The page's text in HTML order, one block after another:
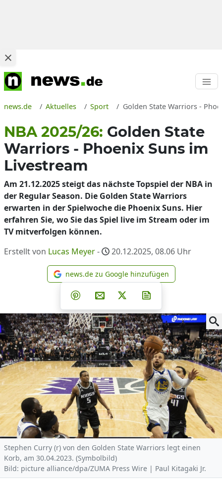
news.de Aktuelles Sport Golden State Warriors -
NBA 2025/26: Golden State
Warriors - Phoenix Suns im
Livestream
Am 21.12.2025 steigt das nächste Topspiel der NBA in
der Regular Season. Die Golden State Warriors
erwarten in der Spielwoche die Phoenix Suns. Hier
erfahren Sie, wo Sie das Spiel live im Stream oder im
TV mitverfolgen können.
Erstellt von Lucas Meyer- 20.12.2025, 08.06 Uhr
news.de zu Google
news.de zu Google hinzufügen
Teilen auf Facebook
Teilen auf Whatsapp
Teilen auf Telegram
Teilen auf Pinterest
Per E-Mail teilen
Post auf X
Stephen Curry (r) von den Golden State Warriors legt einen
Korb, am 30.04.2023. (Symbolbild)
Bild: picture alliance/dpa/ZUMA Press Wire | Paul Kitagaki Jr.